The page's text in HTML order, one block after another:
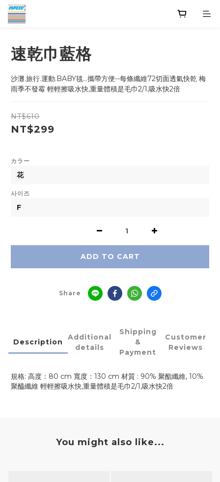
速乾巾藍格
沙灘.旅行.運動.BABY毯...攜帶方便--每條纖維72切面透氣快乾 梅
雨季不發霉 輕輕擦吸水快,重量體積是毛巾2/1,吸水快2倍
NT$610
NT$299
カラー
사이즈
ADD TO CART
Share
Description
Additional
details
Shipping
&
Payment
Customer
Reviews
規格: 高度：80 cm 寬度：130 cm 材質 : 90% 聚酯纖維, 10%
聚醯纖維 輕輕擦吸水快,重量體積是毛巾2/1,吸水快2倍
You might also like...